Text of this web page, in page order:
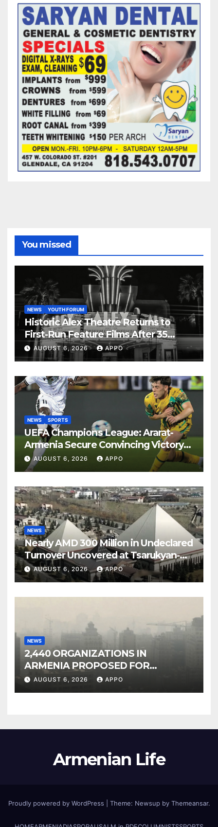
You missed
NEWS YOUTH FORUM
Historic Alex Theatre Returns to
First-Run Feature Films After 35
Years
AUGUST 6, 2026 APPO
NEWS SPORTS
UEFA Champions League: Ararat-
Armenia Secure Convincing Victory
Over Shamrock Rovers 2-0
AUGUST 6, 2026 APPO
NEWS
Nearly AMD 300 Million in Undeclared
Turnover Uncovered at Tsarukyan-
Owned Entertainment Center
AUGUST 6, 2026 APPO
NEWS
2,440 ORGANIZATIONS IN
ARMENIA PROPOSED FOR
INCLUSION IN LIST OF AIR
AUGUST 6, 2026 APPO
Armenian Life
Proudly powered by WordPress Theme: Newsup by Themeansar.